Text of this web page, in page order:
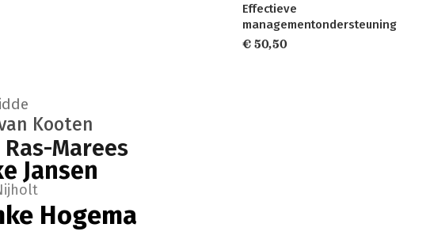
Hogema
Jansen
Marees
Kooten
Effectieve
managementondersteuning
€ 50,50